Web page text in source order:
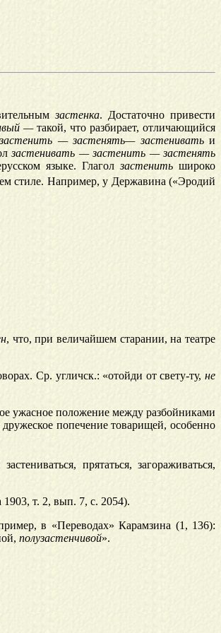
застенка. Достаточно привести
—такой, что разбирает, отличающийся
застенить — застенять— застениватьи
застенивать — застенить — застенять
языке. Глаголзастенитьшироко
стиле. Например, у Державина («Эродий
, что, при величайшем старании, на театре
Ср. угличск.: «отойди от свету-ту,не
ужасное положение между разбойниками
попечение товарищей, особенно
прятаться, загораживаться,
т. 2, вып. 7, с. 2054).
в «Переводах» Карамзина (1, 136):
полузастенчивой».